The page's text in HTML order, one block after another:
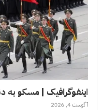
اینفوگرافیک | مسکو به
آگوست 4, 2026